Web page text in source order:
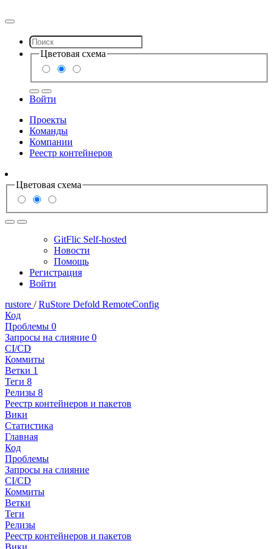
Цветовая схема
Войти
Проекты
Команды
Компании
Реестр контейнеров
Цветовая схема
GitFlic Self-hosted
Новости
Помощь
Регистрация
Войти
rustore / RuStore Defold RemoteConfig
Код
Проблемы 0
Запросы на слияние 0
CI/CD
Коммиты
Ветки 1
Теги 8
Релизы 8
Реестр контейнеров и пакетов
Вики
Статистика
Главная
Код
Проблемы
Запросы на слияние
CI/CD
Коммиты
Ветки
Теги
Релизы
Реестр контейнеров и пакетов